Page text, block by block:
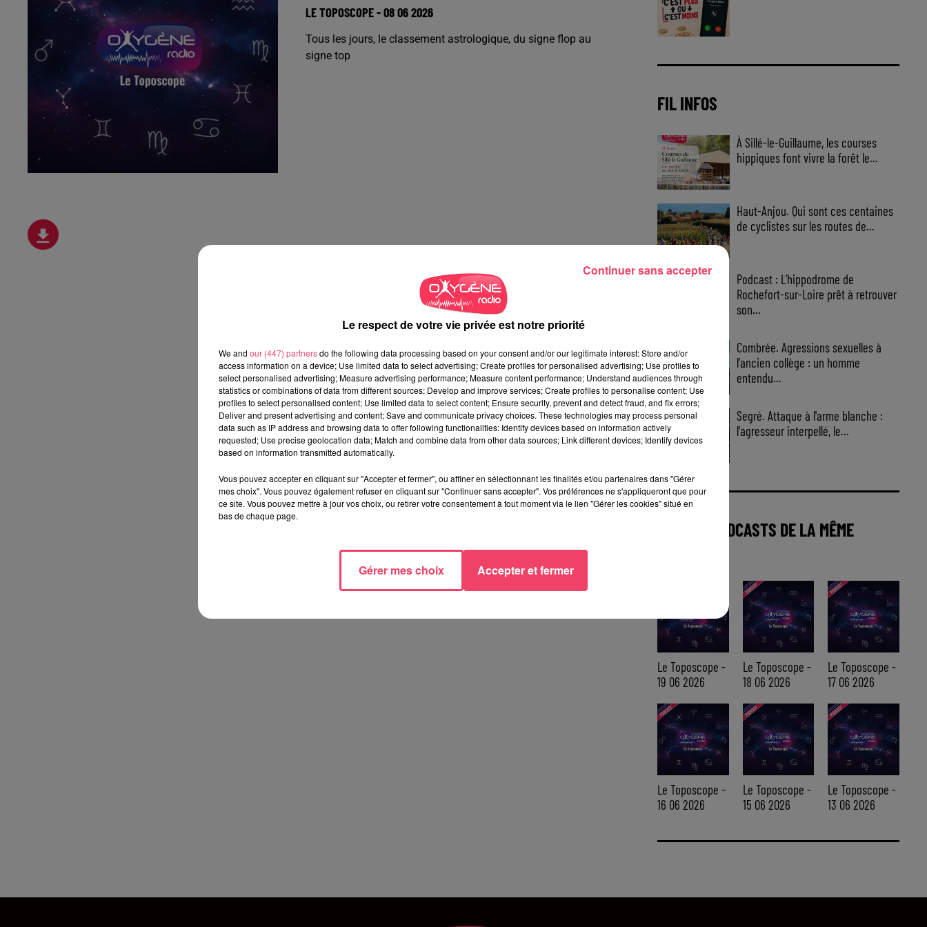
LE TOPOSCOPE - 08 06 2026
Tous les jours, le classement astrologique, du signe flop au
signe top
FIL INFOS
À Sillé-le-Guillaume, les courses
hippiques font vivre la forêt le...
Haut-Anjou. Qui sont ces centaines
de cyclistes sur les routes de...
Podcast : L’hippodrome de
Rochefort-sur-Loire prêt à retrouver
son...
Combrée. Agressions sexuelles à
l'ancien collège : un homme
entendu...
Segré. Attaque à l'arme blanche :
l'agresseur interpellé, le...
AUTRES PODCASTS DE LA MÊME
Le Toposcope -
19 06 2026
Le Toposcope -
18 06 2026
Le Toposcope -
17 06 2026
Le Toposcope -
16 06 2026
Le Toposcope -
15 06 2026
Le Toposcope -
13 06 2026
Le respect de votre vie privée est notre priorité
We and our (447) partnersdo the following data processing based on your consent and/or our legitimate interest: Store and/or
access information on a device; Use limited data to select advertising; Create profiles for personalised advertising; Use profiles to
select personalised advertising; Measure advertising performance; Measure content performance; Understand audiences through
statistics or combinations of data from different sources; Develop and improve services; Create profiles to personalise content; Use
profiles to select personalised content; Use limited data to select content; Ensure security, prevent and detect fraud, and fix errors;
Deliver and present advertising and content; Save and communicate privacy choices. These technologies may process personal
data such as IP address and browsing data to offer following functionalities: Identify devices based on information actively
requested; Use precise geolocation data; Match and combine data from other data sources; Link different devices; Identify devices
based on information transmitted automatically.
Vous pouvez accepter en cliquant sur "Accepter et fermer", ou affiner en sélectionnant les finalités et/ou partenaires dans "Gérer
mes choix". Vous pouvez également refuser en cliquant sur "Continuer sans accepter". Vos préférences ne s'appliqueront que pour
ce site. Vous pouvez mettre à jour vos choix, ou retirer votre consentement à tout moment via le lien "Gérer les cookies" situé en
bas de chaque page.
Gérer mes choix Accepter et fermer
Continuer sans accepter